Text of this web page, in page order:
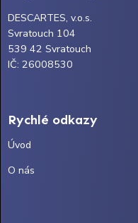
DESCARTES, v.o.s.
Svratouch 104
539 42 Svratouch
IČ: 26008530
Rychlé odkazy
Úvod
O nás